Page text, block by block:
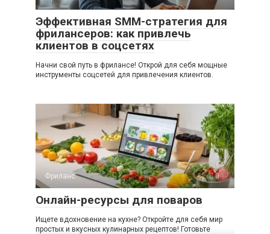
Эффективная SMM-стратегия для
фрилансеров: как привлечь
клиентов в соцсетях
Начни свой путь в фрилансе! Открой для себя мощные
инструменты соцсетей для привлечения клиентов.
Фриланс 0
Онлайн-ресурсы для поваров
Ищете вдохновение на кухне? Откройте для себя мир
простых и вкусных кулинарных рецептов! Готовьте